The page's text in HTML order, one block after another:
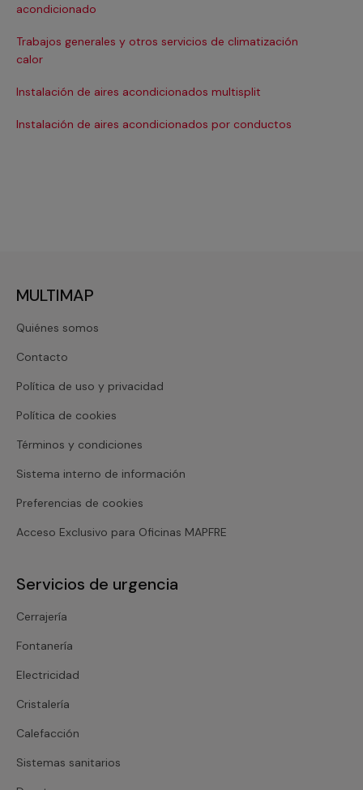
acondicionado
Trabajos generales y otros servicios de climatización
calor
Instalación de aires acondicionados multisplit
Instalación de aires acondicionados por conductos
MULTIMAP
Quiénes somos
Contacto
Política de uso y privacidad
Política de cookies
Términos y condiciones
Sistema interno de información
Preferencias de cookies
Acceso Exclusivo para Oficinas MAPFRE
Servicios de urgencia
Cerrajería
Fontanería
Electricidad
Cristalería
Calefacción
Sistemas sanitarios